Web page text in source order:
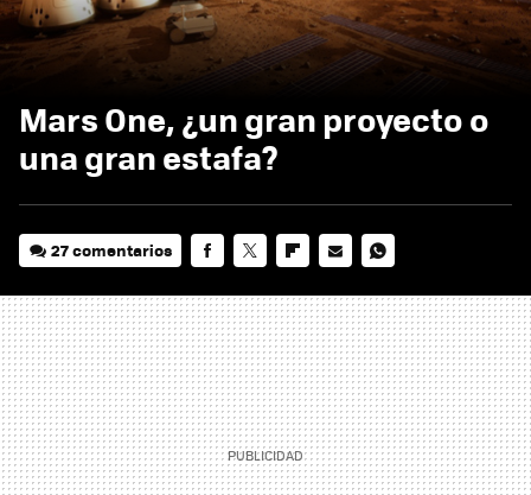
Mars One, ¿un gran proyecto o
una gran estafa?
27 comentarios
MAIL